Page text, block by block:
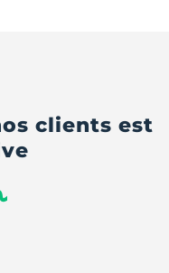
clients est